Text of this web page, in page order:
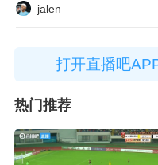
jalen
打开直播吧
热门推荐